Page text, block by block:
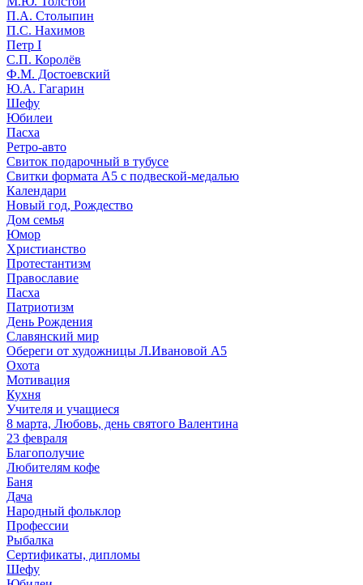
П.А. Столыпин
П.С. Нахимов
Петр I
С.П. Королёв
Ф.М. Достоевский
Ю.А. Гагарин
Шефу
Юбилеи
Пасха
Ретро-авто
Свиток подарочный в тубусе
Свитки формата А5 с подвеской-медалью
Календари
Новый год, Рождество
Дом семья
Юмор
Христианство
Протестантизм
Православие
Пасха
Патриотизм
День Рождения
Славянский мир
Обереги от художницы Л.Ивановой А5
Охота
Мотивация
Кухня
Учителя и учащиеся
8 марта, Любовь, день святого Валентина
23 февраля
Благополучие
Любителям кофе
Баня
Дача
Народный фольклор
Профессии
Рыбалка
Сертификаты, дипломы
Шефу